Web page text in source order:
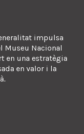
impulsa
Museu Nacional
en una estratègia
en valor i la